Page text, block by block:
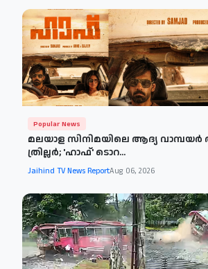
Popular News
മലയാള സിനിമയിലെ ആദ്യ
ത്രില്ലർ; 'ഹാഫ്' ടൊറ...
Jaihind TV News ReportAug 06, 2026